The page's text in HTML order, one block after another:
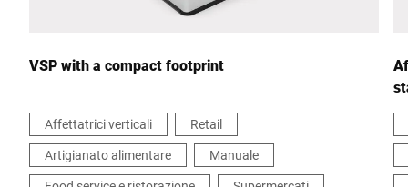
Continua a confermare che accetto l'uso dei miei dati per
elaborare questa richiesta. Ulteriori informazioni sono disponibili
VSP with a compact footprint
Affettatrici verticali
Retail
Artigianato alimentare
Manuale